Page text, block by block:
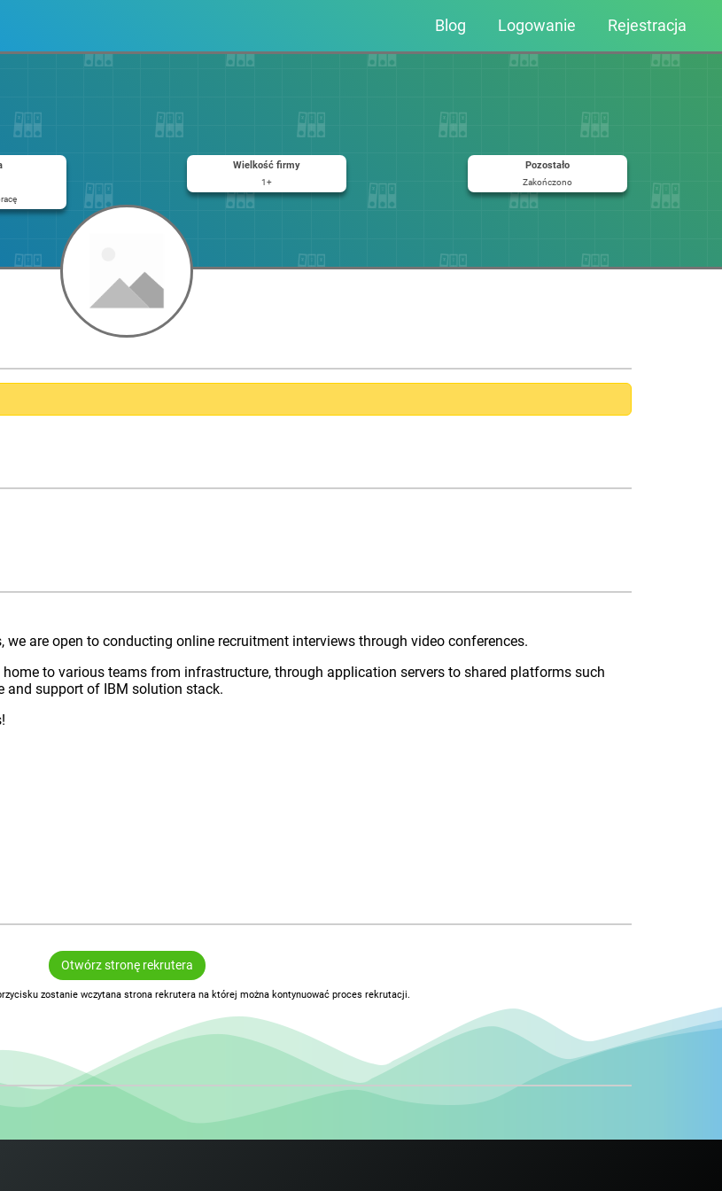
Blog Logowanie Rejestracja
Wielkość firmy
1+
Pozostało
Zakończono
are open to conducting online recruitment interviews through video conferences.
to various teams from infrastructure, through application servers to shared platforms such
and support of IBM solution stack.
Otwórz stronę rekrutera
zostanie wczytana strona rekrutera na której można kontynuować proces rekrutacji.